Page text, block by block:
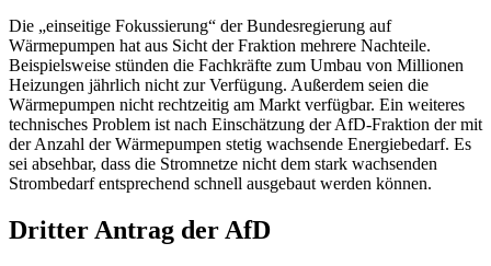
Die „einseitige Fokussierung“ der Bundesregierung auf
Wärmepumpen hat aus Sicht der Fraktion mehrere Nachteile.
Beispielsweise stünden die Fachkräfte zum Umbau von Millionen
Heizungen jährlich nicht zur Verfügung. Außerdem seien die
Wärmepumpen nicht rechtzeitig am Markt verfügbar. Ein weiteres
technisches Problem ist nach Einschätzung der AfD-Fraktion der mit
der Anzahl der Wärmepumpen stetig wachsende Energiebedarf. Es
sei absehbar, dass die Stromnetze nicht dem stark wachsenden
Strombedarf entsprechend schnell ausgebaut werden können.
Dritter Antrag der AfD